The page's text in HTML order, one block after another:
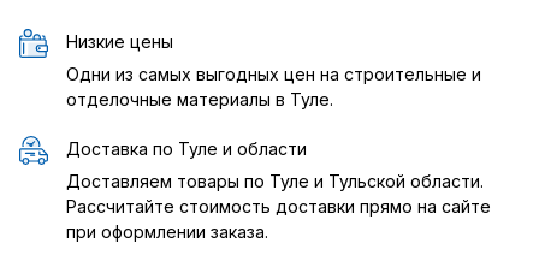
Низкие цены
Одни из самых выгодных цен на строительные и
отделочные материалы в Туле.
Доставка по Туле и области
Доставляем товары по Туле и Тульской области.
Рассчитайте стоимость доставки прямо на сайте
при оформлении заказа.